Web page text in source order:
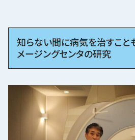
知らない間に病気を治すこと
メージングセンタの研究